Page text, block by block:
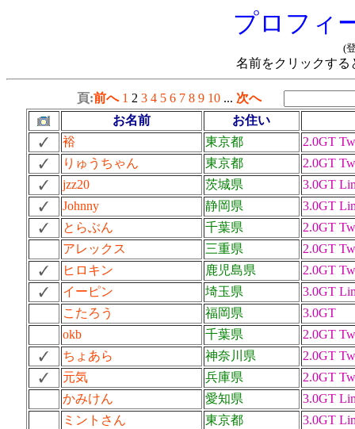
プロフィ
(
名前をクリックする
頁:前へ 1 2 3 4 5 6 7 8 9 10 ... 次へ
お名前
お住い
裕
東京都
2.0GT
りゅうちゃん
東京都
2.0GT
jzz20
茨城県
3.0GT
Johnny
静岡県
3.0GT
とらぶん
千葉県
2.0GT
アレックス
三重県
2.0GT
ヒロキン
鹿児島県
2.0GT
イーピン
埼玉県
3.0GT
こたろう
福岡県
3.0GT
okb
千葉県
2.0GT
ちょあら
神奈川県
2.0GT
元気
兵庫県
2.0GT
かみけん
愛知県
3.0GT
ミントさん
東京都
3.0GT